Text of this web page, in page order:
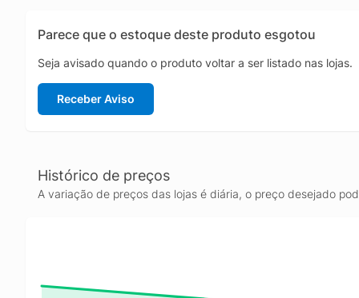
Parece que o estoque deste produto esgotou
Seja avisado quando o produto voltar a ser listado nas lojas.
Receber Aviso
Histórico de preços
A variação de preços das lojas é diária, o preço desejado